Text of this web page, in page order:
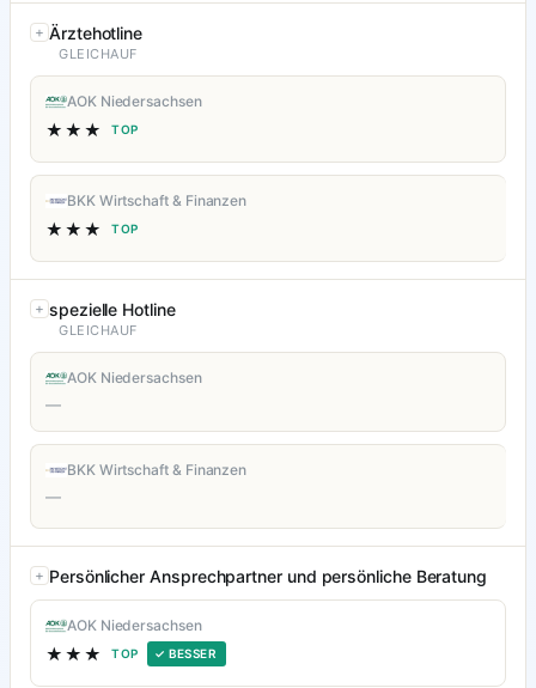
Ärztehotline
GLEICHAUF
AOK Niedersachsen
★★★ TOP
BKK Wirtschaft & Finanzen
★★★ TOP
spezielle Hotline
GLEICHAUF
AOK Niedersachsen
—
BKK Wirtschaft & Finanzen
—
Persönlicher Ansprechpartner und persönliche Beratung
AOK Niedersachsen
★★★ TOP ✓ BESSER